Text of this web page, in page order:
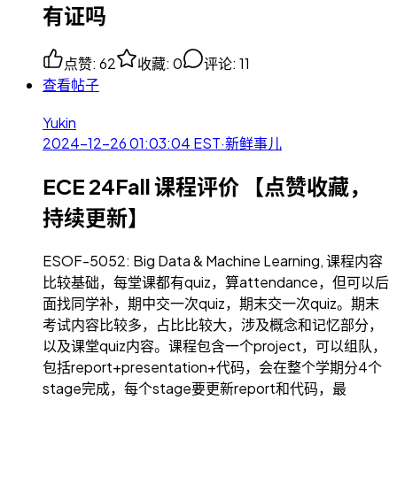
有证吗
点赞: 62 收藏: 0 评论: 11
查看帖子
Yukin
2024-12-26 01:03:04 EST·新鲜事儿
ECE 24Fall 课程评价 【点赞收藏，
持续更新】
ESOF-5052: Big Data & Machine Learning, 课程内容
比较基础，每堂课都有quiz，算attendance，但可以后
面找同学补，期中交一次quiz，期末交一次quiz。期末
考试内容比较多，占比比较大，涉及概念和记忆部分，
以及课堂quiz内容。课程包含一个project，可以组队，
包括report+presentation+代码，会在整个学期分4个
stage完成，每个stage要更新report和代码，最